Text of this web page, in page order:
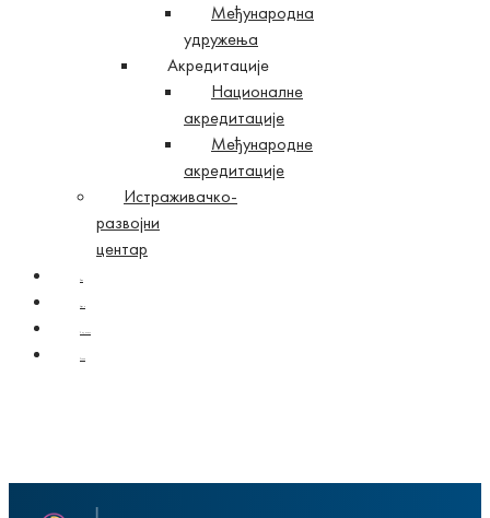
Међународна
удружења
Акредитације
Националне
акредитације
Међународне
акредитације
Истраживачко-
развојни
центар